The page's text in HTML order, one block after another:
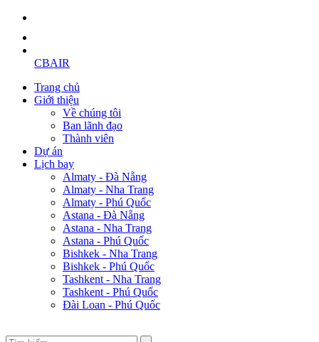
CBAIR
Trang chủ
Giới thiệu
Về chúng tôi
Ban lãnh đạo
Thành viên
Dự án
Lịch bay
Almaty - Đà Nẵng
Almaty - Nha Trang
Almaty - Phú Quốc
Astana - Đà Nẵng
Astana - Nha Trang
Astana - Phú Quốc
Bishkek - Nha Trang
Bishkek - Phú Quốc
Tashkent - Nha Trang
Tashkent - Phú Quốc
Đài Loan - Phú Quốc